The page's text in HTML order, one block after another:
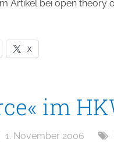
Artikel bei open theory
X
im
1. November 2006